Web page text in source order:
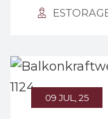
09 JUL, 25